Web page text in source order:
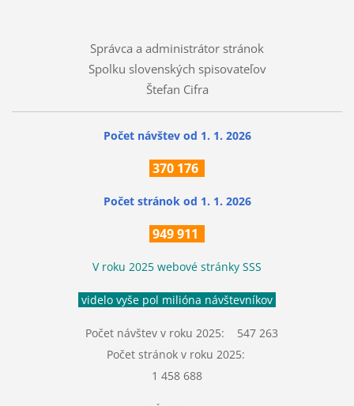
Správca a administrátor stránok
Spolku slovenských spisovateľov
Štefan Cifra
Počet návštev od 1. 1. 2026
370 176
Počet stránok od 1. 1. 2026
949 911
V roku 2025 webové stránky SSS
videlo vyše pol milióna návštevníkov
Počet návštev v roku 2025: 547 263
Počet stránok v roku 2025:
1 458 688